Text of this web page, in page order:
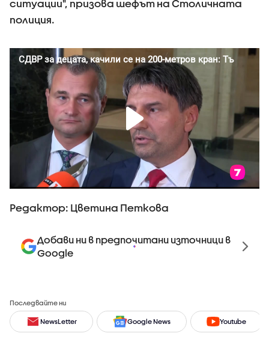
ситуации", призова шефът на Столичната
полиция.
Редактор: Цветина Петкова
Добави ни в предпочитани източници в
Google
Последвайте ни
NewsLetter Google News Youtube